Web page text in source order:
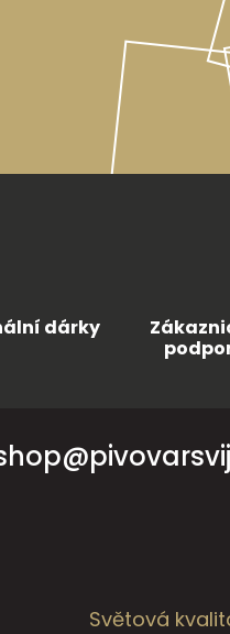
dárky
Světová